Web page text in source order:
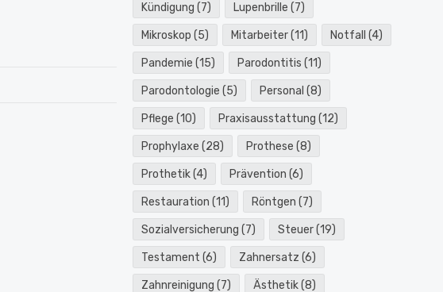
Kündigung (7) Lupenbrille (7)
Mikroskop (5) Mitarbeiter(11) Notfall (4)
Pandemie (15) Parodontitis (11)
Parodontologie (5) Personal (8)
Pflege (10) Praxisausstattung (12)
Prophylaxe (28) Prothese (8)
Prothetik(4) Prävention (6)
Restauration (11) Röntgen (7)
Sozialversicherung (7) Steuer(19)
Testament (6) Zahnersatz (6)
Zahnreinigung (7) Ästhetik(8)